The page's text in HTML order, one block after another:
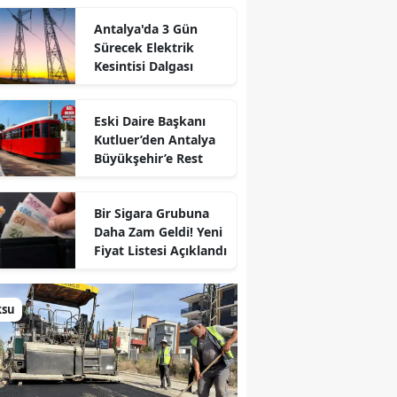
Antalya'da 3 Gün
Sürecek Elektrik
Kesintisi Dalgası
Eski Daire Başkanı
Kutluer’den Antalya
Büyükşehir’e Rest
Bir Sigara Grubuna
Daha Zam Geldi! Yeni
Fiyat Listesi Açıklandı